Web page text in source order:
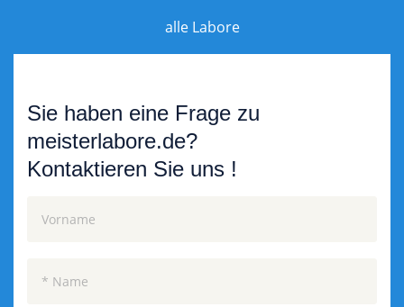
alle Labore